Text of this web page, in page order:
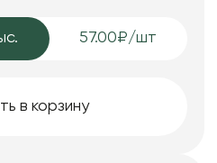
57.00₽/шт
в корзину